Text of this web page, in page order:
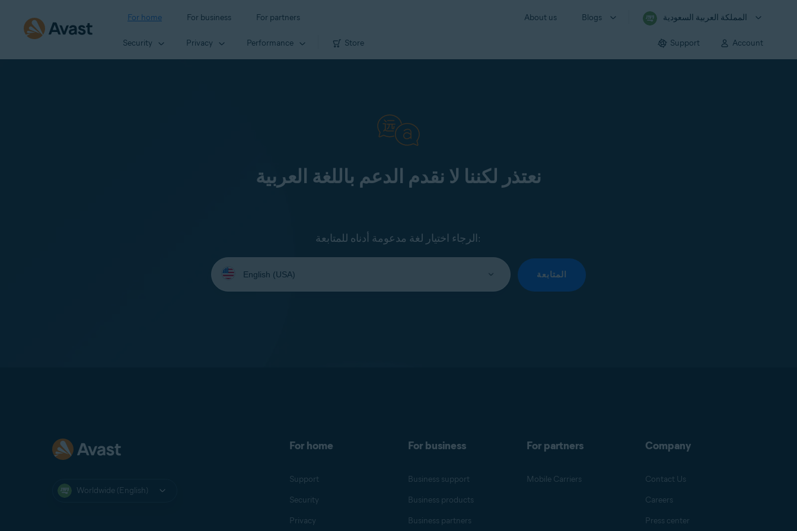
For home For business For partners About us Blogs المملكة العربية السعودية
Security Privacy Performance Store Support Account
نعتذر لكننا لا نقدم الدعم باللغة العربية
الرجاء اختيار لغة مدعومة أدناه للمتابعة:
Select
your
language:
المتابعة
Worldwide (English)
For home
Support
Security
Privacy
For business
Business support
Business products
Business partners
For partners
Mobile Carriers
Company
Contact Us
Careers
Press center